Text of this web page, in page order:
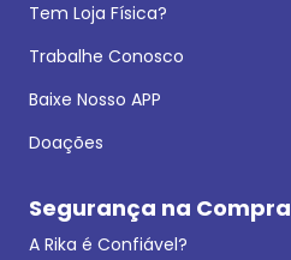
Tem Loja Física?
Trabalhe Conosco
Baixe Nosso APP
Doações
Segurança na Compra
A Rika é Confiável?